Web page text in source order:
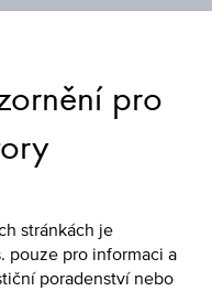
S
pro
stránkách je
pouze pro informaci a
poradenství nebo